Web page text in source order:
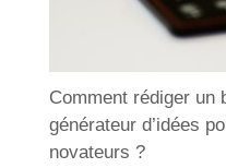
Comment rédiger un
générateur d’idées
novateurs ?